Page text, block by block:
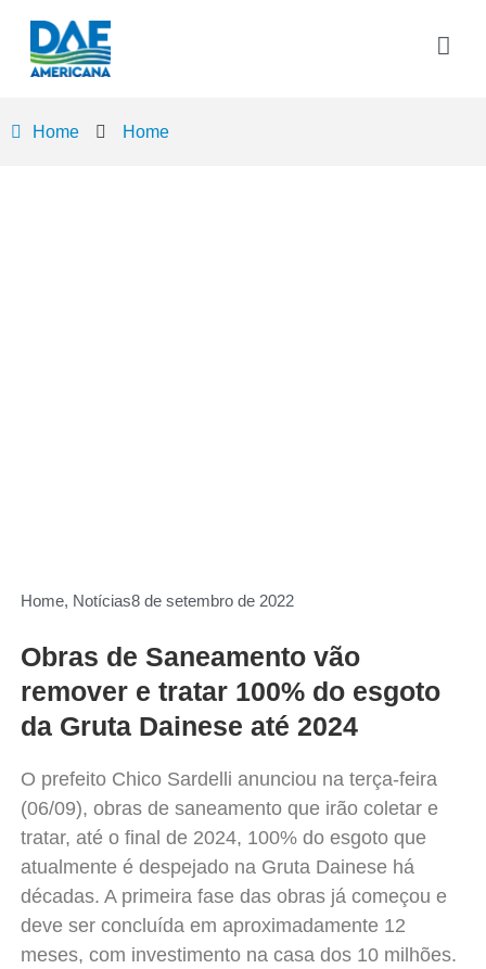
Home Home
Home, Notícias8 de setembro de 2022
Obras de Saneamento vão
remover e tratar 100% do esgoto
da Gruta Dainese até 2024
O prefeito Chico Sardelli anunciou na terça-feira
(06/09), obras de saneamento que irão coletar e
tratar, até o final de 2024, 100% do esgoto que
atualmente é despejado na Gruta Dainese há
décadas. A primeira fase das obras já começou e
deve ser concluída em aproximadamente 12
meses, com investimento na casa dos 10 milhões.